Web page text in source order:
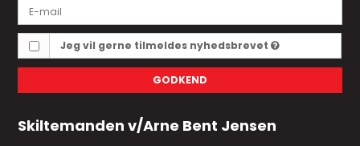
Jeg vil gerne tilmeldes nyhedsbrevet
GODKEND
Skiltemanden v/Arne Bent Jensen